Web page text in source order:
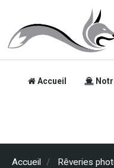
Accueil
Accueil Rêveries